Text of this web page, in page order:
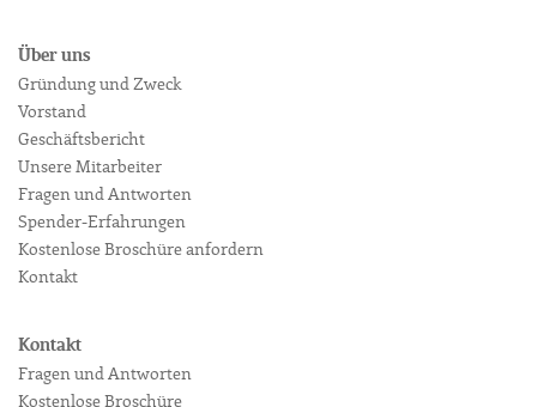
Über uns
Gründung und Zweck
Vorstand
Geschäftsbericht
Unsere Mitarbeiter
Fragen und Antworten
Spender-Erfahrungen
Kostenlose Broschüre anfordern
Kontakt
Kontakt
Fragen und Antworten
Kostenlose Broschüre